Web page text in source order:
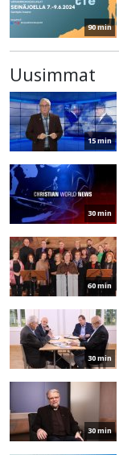
90 min
Uusimmat
15 min
30 min
60 min
30 min
30 min